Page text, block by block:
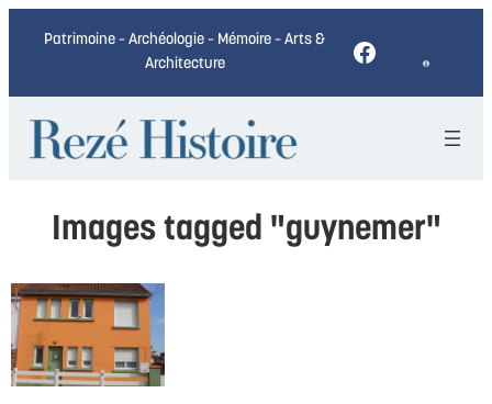
Patrimoine – Archéologie – Mémoire – Arts &
Architecture
Facebook
Images tagged "guynemer"